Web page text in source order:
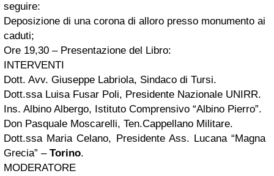
seguire:
Deposizione di una corona di alloro presso monumento ai
caduti;
Ore 19,30 – Presentazione del Libro:
INTERVENTI
Dott. Avv. Giuseppe Labriola, Sindaco di Tursi.
Dott.ssa Luisa Fusar Poli, Presidente Nazionale UNIRR.
Ins. Albino Albergo, Istituto Comprensivo “Albino Pierro”.
Don Pasquale Moscarelli, Ten.Cappellano Militare.
Dott.ssa Maria Celano, Presidente Ass. Lucana “Magna
Grecia” – Torino.
MODERATORE